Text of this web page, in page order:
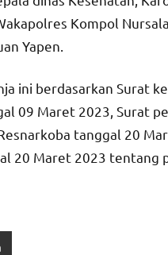
Kompol
Yapen.
ini berdasarkan Surat
09 Maret 2023, Surat
tanggal 20
20 Maret 2023 tentang